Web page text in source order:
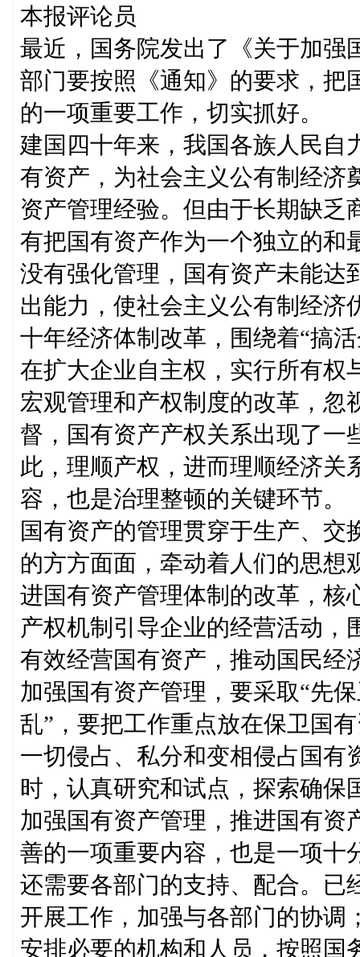
本报评论员
最近，国务院发出了《关于加强
部门要按照《通知》的要求，把
的一项重要工作，切实抓好。
建国四十年来，我国各族人民自
有资产，为社会主义公有制经济
资产管理经验。但由于长期缺乏
有把国有资产作为一个独立的和
没有强化管理，国有资产未能达
出能力，使社会主义公有制经济
十年经济体制改革，围绕着“搞
在扩大企业自主权，实行所有权
宏观管理和产权制度的改革，忽
督，国有资产产权关系出现了一
此，理顺产权，进而理顺经济关
容，也是治理整顿的关键环节。
国有资产的管理贯穿于生产、
的方方面面，牵动着人们的思想
进国有资产管理体制的改革，核
产权机制引导企业的经营活动，
有效经营国有资产，推动国民经
加强国有资产管理，要采取“先
乱”，要把工作重点放在保卫国
一切侵占、私分和变相侵占国有
时，认真研究和试点，探索确保
加强国有资产管理，推进国有资
善的一项重要内容，也是一项十
还需要各部门的支持、配合。已
开展工作，加强与各部门的协调
安排必要的机构和人员，按照国